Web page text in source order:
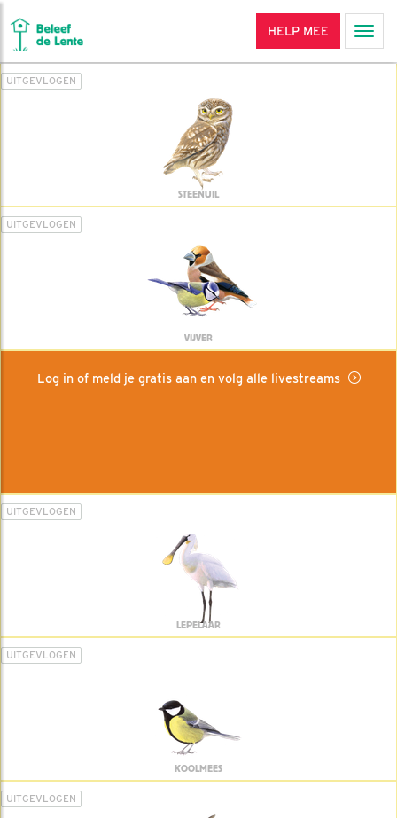
HELP MEE
UITGEVLOGEN
STEENUIL
UITGEVLOGEN
VIJVER
Log in of meld je gratis aan en volg alle livestreams
UITGEVLOGEN
LEPELAAR
UITGEVLOGEN
KOOLMEES
UITGEVLOGEN